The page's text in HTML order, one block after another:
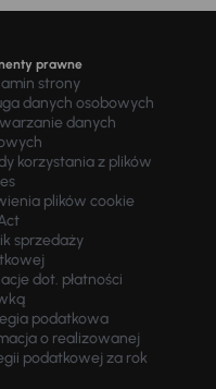
prawne
strony
danych osobowych
danych
korzystania z plików
plików cookie
sprzedaży
dot. płatności
podatkowa
o realizowanej
podatkowej za rok